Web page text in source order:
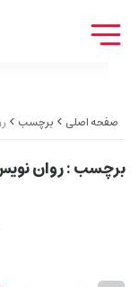
صفحه اصلی برچسب
برچسب: روان